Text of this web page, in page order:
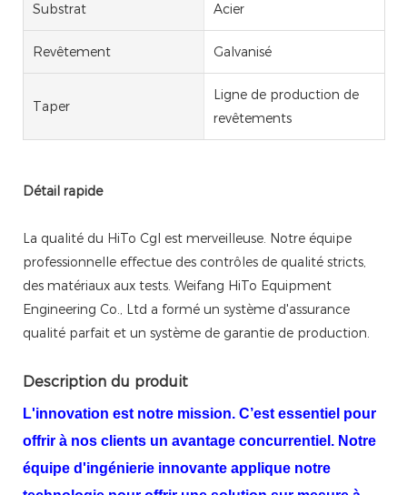
Substrat Acier
Revêtement Galvanisé
Taper
Ligne de production de
revêtements
Détail rapide
La qualité du HiTo Cgl est merveilleuse. Notre équipe
professionnelle effectue des contrôles de qualité stricts,
des matériaux aux tests. Weifang HiTo Equipment
Engineering Co., Ltd a formé un système d'assurance
qualité parfait et un système de garantie de production.
Description du produit
L'innovation est notre mission. C’est essentiel pour
offrir à nos clients un avantage concurrentiel. Notre
équipe d'ingénierie innovante applique notre